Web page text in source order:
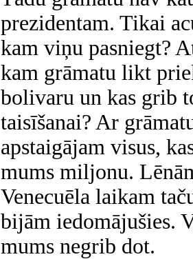
prezidentam. Tikai
kam viņu pasniegt?
kam grāmatu likt
bolivaru un kas grib
taisīšanai? Ar
apstaigājam visus,
mums miljonu.
Venecuēla laikam
bijām iedomājušies.
mums negrib dot.